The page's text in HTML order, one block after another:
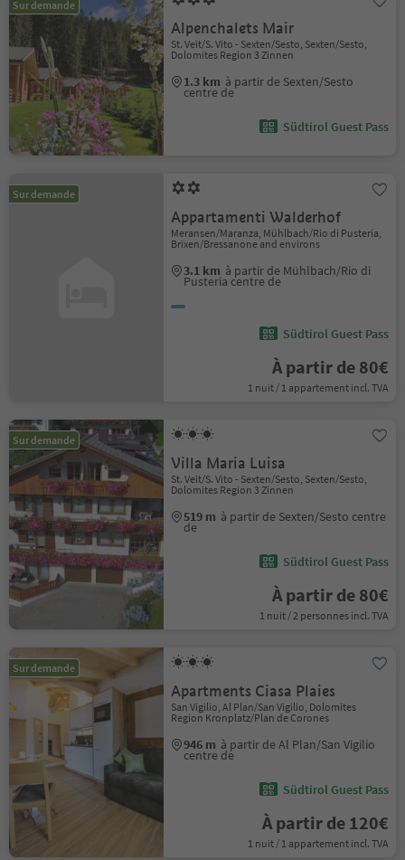
Sur demande
Alpenchalets Mair
St. Veit/S. Vito - Sexten/Sesto, Sexten/Sesto,
Dolomites Region 3 Zinnen
1.3 km à partir de Sexten/Sesto
centre de
Südtirol Guest Pass
Sur demande
Appartamenti Walderhof
Meransen/Maranza, Mühlbach/Rio di Pusteria,
Brixen/Bressanone and environs
3.1 km à partir de Mühlbach/Rio di
Pusteria centre de
Südtirol Guest Pass
À partir de 80€
1 nuit / 1 appartement incl. TVA
Sur demande
Villa Maria Luisa
St. Veit/S. Vito - Sexten/Sesto, Sexten/Sesto,
Dolomites Region 3 Zinnen
519 m à partir de Sexten/Sesto centre
de
Südtirol Guest Pass
À partir de 80€
1 nuit / 2 personnes incl. TVA
Sur demande
Apartments Ciasa Plaies
San Vigilio, Al Plan/San Vigilio, Dolomites
Region Kronplatz/Plan de Corones
946 m à partir de Al Plan/San Vigilio
centre de
Südtirol Guest Pass
À partir de 120€
1 nuit / 1 appartement incl. TVA